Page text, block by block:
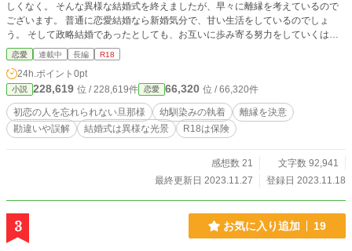
しくなく。 そんな異様な結婚式を終えましたが、早々に離縁を考えているので
ございます。 普通に恋愛結婚なら新婚気分で、甘い生活をしているのでしょ
う。 そして政略結婚であったとしても、お互いに歩み寄る努力をしていくはず
ですわよね。 旦那様には私は必要ないのだと、結婚式より前から思っておりま
した。 結婚式では幼馴染みの伯爵令嬢を優先させておりますしね。どっちが旦
那様の婚約者であって、花嫁になられるのかさえ分からなくなりそうでした。
私には何もメリットもなく、ただただ１人でご来賓の方々と親戚へご挨拶をし
て、隣に旦那様は居ないのです！！ 懇意にしている幼馴染みばかりを、とても
とても大切にする旦那様なんて必要性ないですよね？ 幼馴染みが初恋のお相手
なのでしたら、幼馴染みの伯爵令嬢と再婚なさいませ旦那様。 そんな旦那様な
そして旦那様は幼馴染みを愛してるので、奥様は虐げられてます。そんな奥様が
見限って離縁を決断するお話しです。
恋愛 連載中 長編 R18
24h.ポイント 0pt
小説 228,619 位 / 228,619件 恋愛 66,320 位 / 66,320件
初恋の人を忘れられない旦那様 幼馴染みの執着
離縁を決意
勘違いや誤解
結婚式は異様な光景 R18は保険
感想数 21
文字数 92,941
最終更新日 2023.11.27
登録日 2023.11.18
3 お気に入り追加 19